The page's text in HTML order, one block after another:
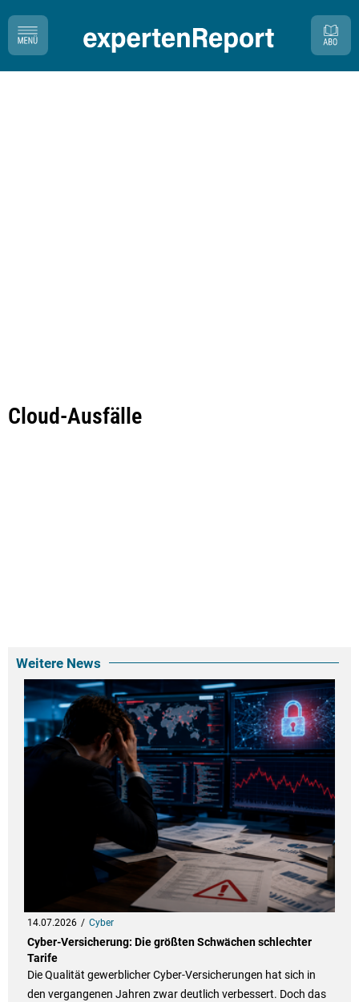
Cloud-Ausfälle
Weitere News
14.07.2026 Cyber
Cyber-Versicherung: Die größten Schwächen schlechter
Tarife
Die Qualität gewerblicher Cyber-Versicherungen hat sich in
den vergangenen Jahren zwar deutlich verbessert. Doch das